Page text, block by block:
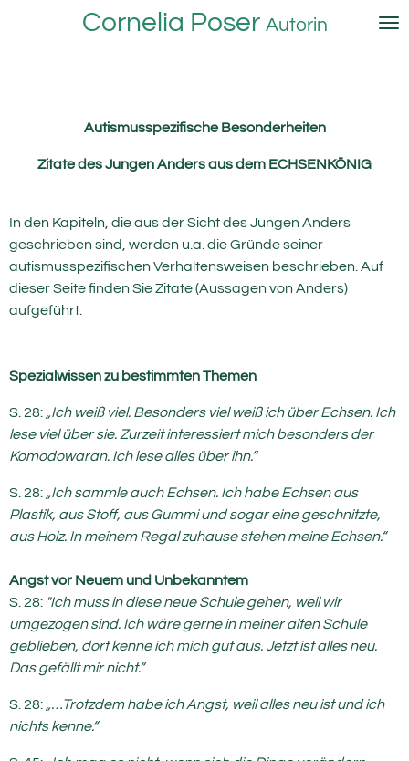
Cornelia Poser Autorin
Autismusspezifische Besonderheiten
Zitate des Jungen Anders aus dem ECHSENKÖNIG
In den Kapiteln, die aus der Sicht des Jungen Anders
geschrieben sind, werden u.a. die Gründe seiner
autismusspezifischen Verhaltensweisen beschrieben. Auf
dieser Seite finden Sie Zitate (Aussagen von Anders)
aufgeführt.
Spezialwissen zu bestimmten Themen
S. 28: „Ich weiß viel. Besonders viel weiß ich über Echsen. Ich
lese viel über sie. Zurzeit interessiert mich besonders der
Komodowaran. Ich lese alles über ihn.“
S. 28: „Ich sammle auch Echsen. Ich habe Echsen aus
Plastik, aus Stoff, aus Gummi und sogar eine geschnitzte,
aus Holz. In meinem Regal zuhause stehen meine Echsen.“
Angst vor Neuem und Unbekanntem
S. 28: "Ich muss in diese neue Schule gehen, weil wir
umgezogen sind. Ich wäre gerne in meiner alten Schule
geblieben, dort kenne ich mich gut aus. Jetzt ist alles neu.
Das gefällt mir nicht.“
S. 28: „…Trotzdem habe ich Angst, weil alles neu ist und ich
nichts kenne.“